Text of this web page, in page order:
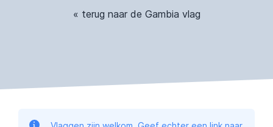
« terug naar de Gambia vlag